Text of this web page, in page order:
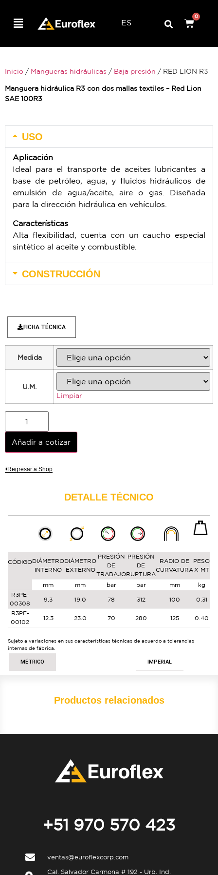
ES
0
Inicio / Mangueras hidráulicas / Baja presión / RED LION R3
Manguera hidráulica R3 con dos mallas textiles – Red Lion
SAE 100R3
USO
Aplicación
Ideal para el transporte de aceites lubricantes a
base de petróleo, agua, y fluidos hidráulicos de
emulsión de agua/aceite, aire o gas. Diseñada
para la dirección hidráulica en vehículos.
Características
Alta flexibilidad, cuenta con un caucho especial
sintético al aceite y combustible.
CONSTRUCCIÓN
FICHA TÉCNICA
Medida
U.M.
Limpiar
Añadir a cotizar
Regresar a Shop
DETALLE TÉCNICO
CÓDIGODIÁMETRO
INTERNO
DIÁMETRO
EXTERNO
PRESIÓN
DE
TRABAJO
PRESIÓN
DE
RUPTURA
RADIO DE
CURVATURA
PESO
X MT
mm mm bar bar mm
kg
R3PE-
00308
9.3 19.0 78 312 100 0.31
R3PE-
00102
12.3 23.0 70 280 125 0.40
Sujeto a variaciones en sus características técnicas de acuerdo a tolerancias
internas de fábrica.
MÉTRICO IMPERIAL
Productos relacionados
+51 970 570 423
ventas@euroflexcorp.com
Cal. Salvador Carmona # 192 - Urb. Ind.